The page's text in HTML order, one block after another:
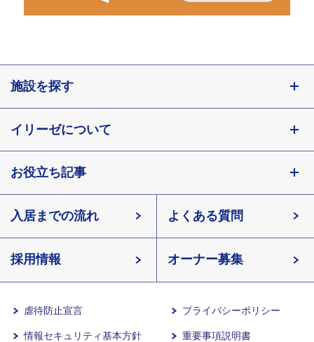
施設を探す
東京都
埼玉県
北海道 宮城県
長野県 愛知県
滋賀県 兵庫県
イリーゼについて
会社概要
有料老人ホームイリーゼとは
イリーゼが選ばれる理由
一日の流れ
お役立ち記事
知っておきたい介護の知識
介護用語をわかりやすく説明
有料老人ホームとは
入居までの流れ よくある質問
採用情報 オーナー募集
虐待防止宣言 プライバシーポリシー
情報セキュリティ基本方針 重要事項説明書